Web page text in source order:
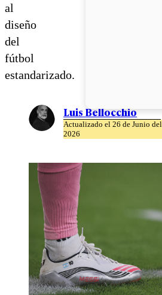
al
diseño
del
fútbol
estandarizado.
Luis Bellocchio
Actualizado el 26 de Junio del
2026